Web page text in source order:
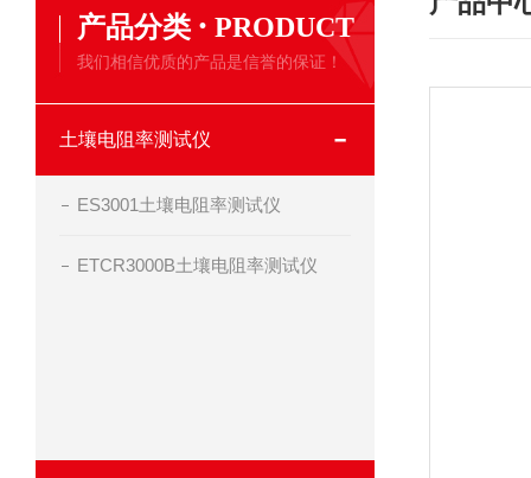
产品分类 · PRODUCT
我们相信优质的产品是信誉的保证！
土壤电阻率测试仪
ES3001土壤电阻率测试仪
ETCR3000B土壤电阻率测试仪